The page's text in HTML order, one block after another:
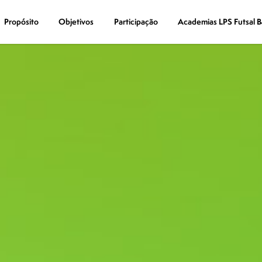
Propósito Objetivos Participação Academias LPS Futsal
Propósito Objetivos Participação Academias LPS Futsal